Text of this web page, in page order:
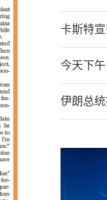
卡斯特
今天下
伊朗总